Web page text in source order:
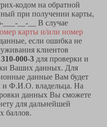
кодом на обратной
при получении карты,
___-__-__ В случае
карты и/или номер
если ошибка не
клиентов
310-000-3 для проверки и
Ваших данных. Для
данные Вам будет
и Ф.И.О. владельца. На
данных Вы сможете
для дальнейшей
баллов.